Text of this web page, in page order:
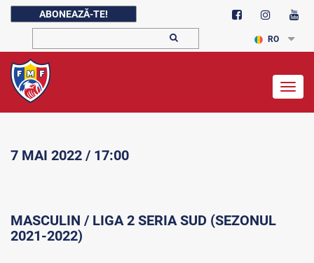
ABONEAZĂ-TE!
RO
7 MAI 2022 / 17:00
MASCULIN / LIGA 2 SERIA SUD (SEZONUL
2021-2022)